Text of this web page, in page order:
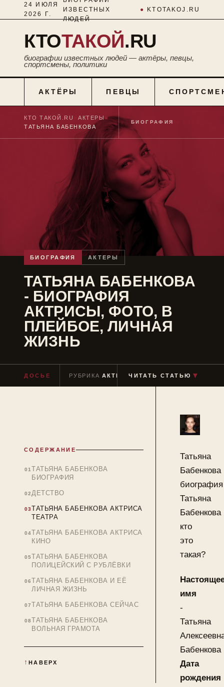
24 ИЮЛЯ
2026 Г.
ИЗВЕСТНЫХ
ЛЮДЕЙ
● KTOTAKOJ.RU
КТОТАКОЙ.RU
биографии известных людей — актёры, певцы,
спортсмены, политики
АКТЁРЫ ПЕВЦЫ
КТО ТАКОЙ.RU ■АКТЕРЫ■
ТАТЬЯНА БАБЕНКОВА
БИОГРАФИЯ
БИОГРАФИЯ АКТЕРЫ
ТАТЬЯНА БАБЕНКОВА
- БИОГРАФИЯ
АКТРИСЫ, ФОТО, В
ПЛЕЙБОЕ, ЛИЧНАЯ
ЖИЗНЬ
ДОСЬЕ РУБРИКААКТЕРЫ ЧТЕНИЕ ≈ 5 МИН
ЧИТАТЬ СТАТЬЮ ▼
СОДЕРЖАНИЕ
ТАТЬЯНА БАБЕНКОВА
БИОГРАФИЯ
ДЕТСТВО
ТАТЬЯНА БАБЕНКОВА АКТРИСА
ТЕАТРА
ТАТЬЯНА БАБЕНКОВА АКТРИСА
КИНО
ТАТЬЯНА БАБЕНКОВА
ПОЛИЦЕЙСКИЙ С РУБЛЁВКИ
ТАТЬЯНА БАБЕНКОВА И ЕЁ
ЛИЧНАЯ ЖИЗНЬ
ТАТЬЯНА БАБЕНКОВА СЕЙЧАС
ТАТЬЯНА БАБЕНКОВА
ВОЛЬНАЯ ГРАМОТА
НАВЕРХ
Татьяна
Бабенкова
биография
Татьяна
Бабенкова
кто
это
такая?
имя
-
Татьяна
Бабенкова
Дата
рождения